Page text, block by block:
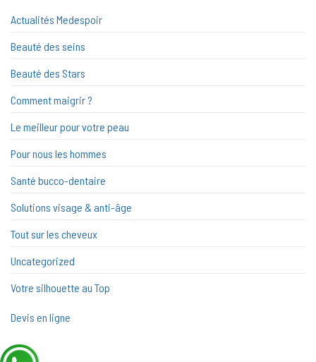
Actualités Medespoir
Beauté des seins
Beauté des Stars
Comment maigrir ?
Le meilleur pour votre peau
Pour nous les hommes
Santé bucco-dentaire
Solutions visage & anti-âge
Tout sur les cheveux
Uncategorized
Votre silhouette au Top
Devis en ligne